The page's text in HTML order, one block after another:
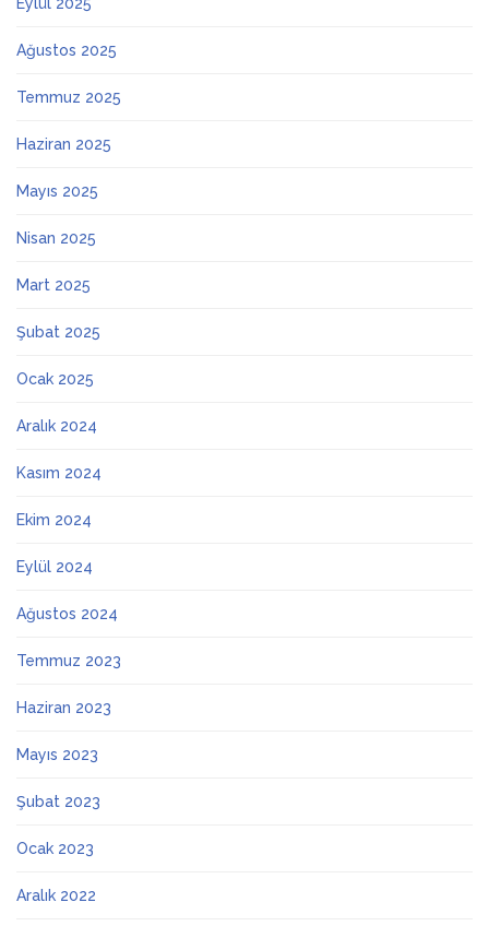
Eylül 2025
Ağustos 2025
Temmuz 2025
Haziran 2025
Mayıs 2025
Nisan 2025
Mart 2025
Şubat 2025
Ocak 2025
Aralık 2024
Kasım 2024
Ekim 2024
Eylül 2024
Ağustos 2024
Temmuz 2023
Haziran 2023
Mayıs 2023
Şubat 2023
Ocak 2023
Aralık 2022